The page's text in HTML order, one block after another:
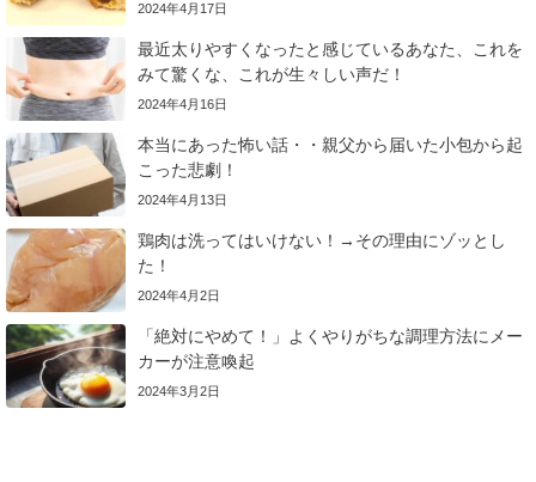
2024年4月17日
最近太りやすくなったと感じているあなた、これを
みて驚くな、これが生々しい声だ！
2024年4月16日
本当にあった怖い話・・親父から届いた小包から起
こった悲劇！
2024年4月13日
鶏肉は洗ってはいけない！→その理由にゾッとし
た！
2024年4月2日
「絶対にやめて！」よくやりがちな調理方法にメー
カーが注意喚起
2024年3月2日